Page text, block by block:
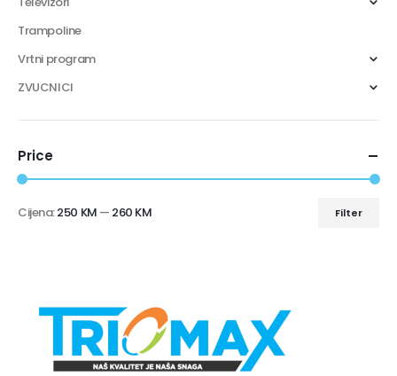
Trampoline
Vrtni program
ZVUCNICI
Price
Filter
Cijena:250 KM — 260 KM